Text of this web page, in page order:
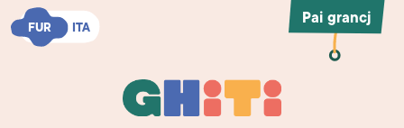
FUR ITA
FUR ITA
Ghiti
Pai grancj